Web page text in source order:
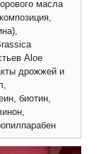
масла
Aloe
дрожжей и
биотин,